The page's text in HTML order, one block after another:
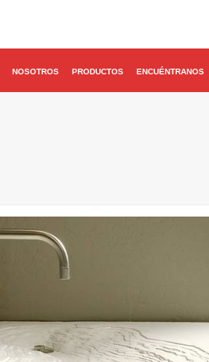
NOSOTROS PRODUCTOS ENCUÉNTRANOS